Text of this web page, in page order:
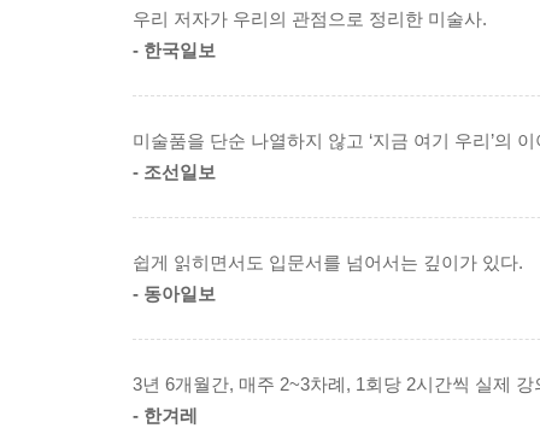
--- 「2부 3장 ‘북유럽 교회 미술 결정판 베스트 5」
력 삼아 자신만의 회화를 꾸준히 발전시켜나가다
--- 「2부 4장 ‘최초의 유럽 화가, 알브레히트 뒤러
차지했다는 점이 흥미롭습니다.
베네치아나 플랑드르 모두 늪지대이지만 바다와
--- 「3부 1장 ‘동방과 서방을 잇는 화려한 국제도시
[금요일 금요일 밤에], [차이나는 클라스], [어쩌
알려주는 인기 강연자로 자리매김한 저자의 명강
먹고살기도 바쁜데, 왜 미술사까지 읽어야 할까?
우리나라에도 미술을 즐기는 사람들이 점점 늘어
국내 미술품 경매에서 수억 원이 넘는 가격에 낙
높아가는 데도 미술을 공부하려면 어디서부터 어
사람들만 즐기는 유희라며 지레 공부를 포기하게
우리 저자가 우리의 관점으로 정리한 미술사.
- 한국일보
미술품을 단순 나열하지 않고 ‘지금 여기 우리’의
- 조선일보
쉽게 읽히면서도 입문서를 넘어서는 깊이가 있다.
- 동아일보
3년 6개월간, 매주 2~3차례, 1회당 2시간씩 실제
- 한겨레